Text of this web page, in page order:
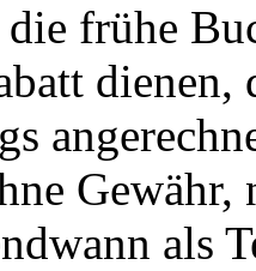
frühe
dienen,
Gewähr,
als